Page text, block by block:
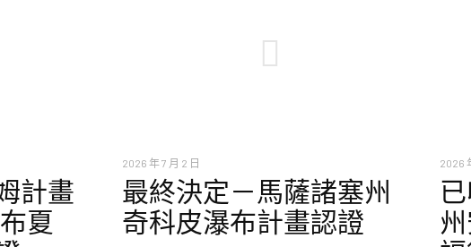
計畫
布夏
2026 年 7 月 2 日
最終決定－馬薩諸塞州
奇科皮瀑布計畫認證
2026